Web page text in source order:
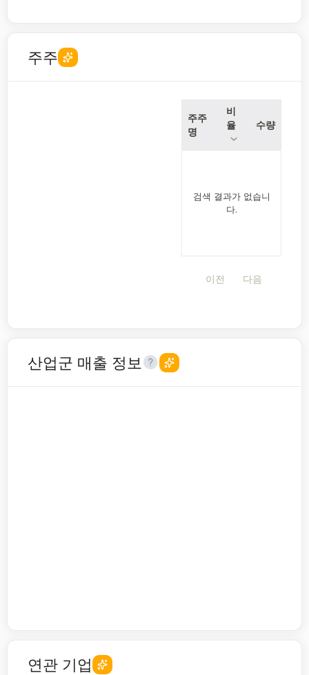
주주
주주
명
비
율
수량
검색 결과가 없습니
다.
이전 다음
산업군 매출 정보
연관 기업